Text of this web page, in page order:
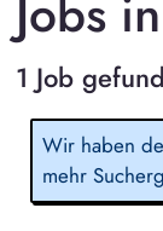
Jobs
1 Job
Wir haben
mehr